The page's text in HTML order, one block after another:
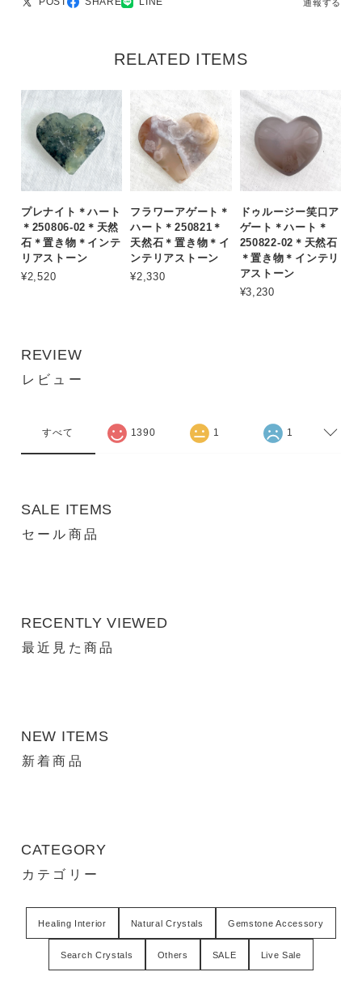
通報する
RELATED ITEMS
プレナイト＊ハート
＊250806-02＊天然
石＊置き物＊インテ
リアストーン
¥2,520
フラワーアゲート＊
ハート＊250821＊
天然石＊置き物＊イ
ンテリアストーン
¥2,330
ドゥルージー笑口ア
ゲート＊ハート＊
250822-02＊天然石
＊置き物＊インテリ
アストーン
¥3,230
REVIEW
レビュー
すべて 1390 1 1
SALE ITEMS
セール商品
RECENTLY VIEWED
最近見た商品
NEW ITEMS
新着商品
CATEGORY
カテゴリー
Healing Interior Natural Crystals Gemstone Accessory
Search Crystals Others SALE Live Sale